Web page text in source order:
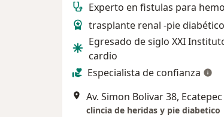
Experto en fistulas para
trasplante renal -pie
Egresado de siglo XXI
cardio
Especialista de confianza
clincia de heridas y pie diabetico